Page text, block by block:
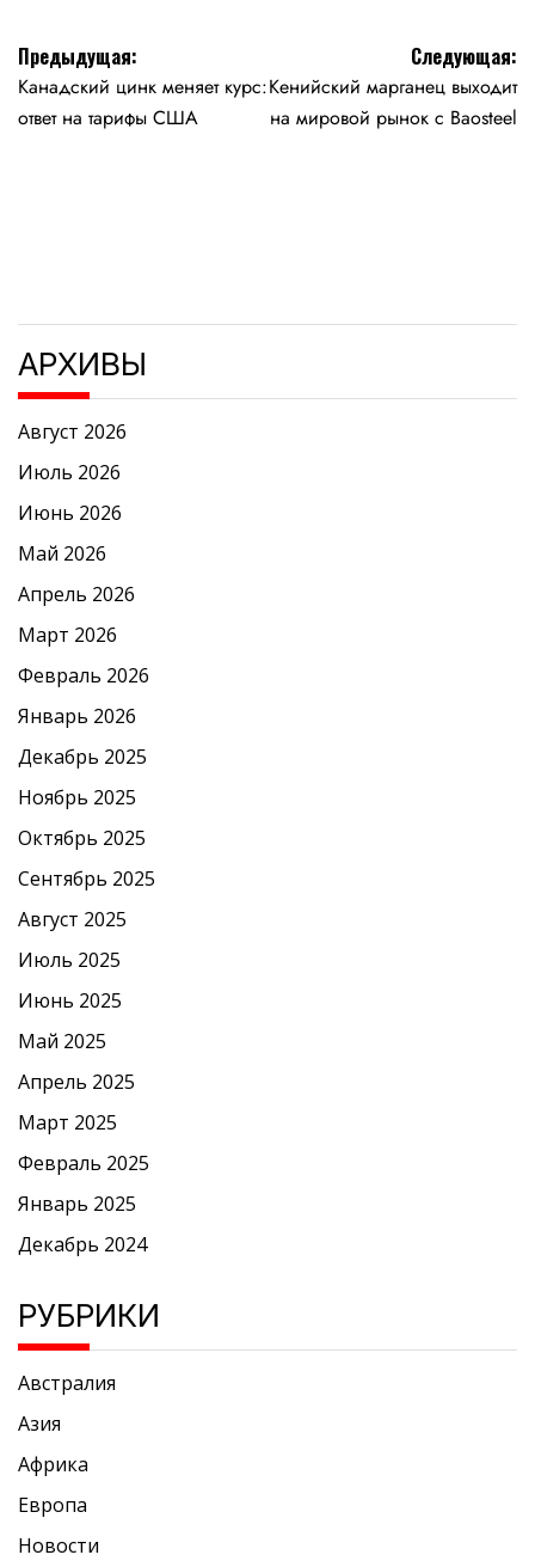
Навигация
по
Предыдущая:
Канадский цинк меняет курс:
ответ на тарифы США
Следующая:
Кенийский марганец выходит
на мировой рынок с Baosteel
АРХИВЫ
Август 2026
Июль 2026
Июнь 2026
Май 2026
Апрель 2026
Март 2026
Февраль 2026
Январь 2026
Декабрь 2025
Ноябрь 2025
Октябрь 2025
Сентябрь 2025
Август 2025
Июль 2025
Июнь 2025
Май 2025
Апрель 2025
Март 2025
Февраль 2025
Январь 2025
Декабрь 2024
РУБРИКИ
Австралия
Азия
Африка
Европа
Новости